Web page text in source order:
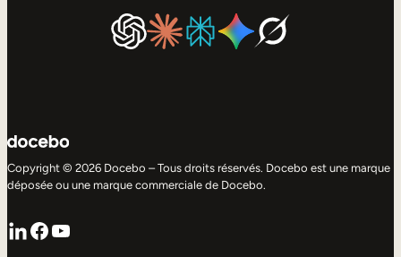
Copyright © 2026 Docebo – Tous droits réservés. Docebo est une marque
déposée ou une marque commerciale de Docebo.
LinkedIn
Facebook
YouTube